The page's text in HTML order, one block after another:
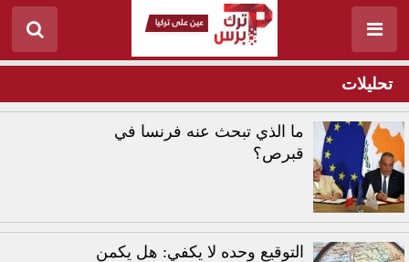
تحليلات
ما الذي تبحث عنه فرنسا في
قبرص؟
التوقيع وحده لا يكفي: هل يكمن